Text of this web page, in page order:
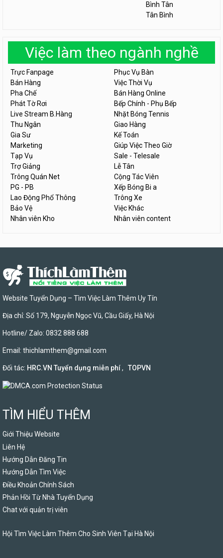
Bình Tân
Tân Bình
Việc làm theo ngành nghề
Trực Fanpage
Phục Vụ Bàn
Bán Hàng
Việc Thời Vụ
Pha Chế
Bán Hàng Online
Phát Tờ Rơi
Bếp Chính - Phụ Bếp
Live Stream B.Hàng
Nhặt Bóng Tennis
Thu Ngân
Giao Hàng
Gia Sư
Kế Toán
Marketing
Giúp Việc Theo Giờ
Tạp Vụ
Sale - Telesale
Trợ Giảng
Lễ Tân
Trông Quán Net
Cộng Tác Viên
PG - PB
Xếp Bóng Bi a
Lao Động Phổ Thông
Trông Xe
Bảo Vệ
Việc Khác
Nhân viên Kho
Nhân viên content
Website Tuyển Dụng – Tìm Việc Làm Thêm Uy Tín
Địa chỉ: Số 179, Nguyễn Ngọc Vũ, Cầu Giấy, Hà Nội
Hotline/ Zalo: 0832 888 688
Email: thichlamthem@gmail.com
Đối tác: HRC.VN Tuyển dụng miễn phí, TOPVN
TÌM HIỂU THÊM
Giới Thiệu Website
Liên Hệ
Hướng Dẫn Đăng Tin
Hướng Dẫn Tìm Việc
Điều Khoản Chính Sách
Phản Hồi Từ Nhà Tuyển Dụng
Chat với quản trị viên
Hội Tìm Việc Làm Thêm Cho Sinh Viên Tại Hà Nội